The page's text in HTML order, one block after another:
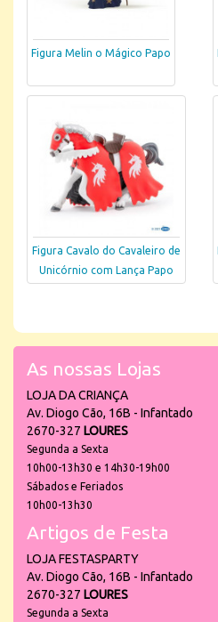
Figura Melin o Mágico Papo
Figura Cavalo do Cavaleiro de
Unicórnio com Lança Papo
As nossas Lojas
LOJA DA CRIANÇA
Av. Diogo Cão, 16B - Infantado
2670-327 LOURES
Segunda a Sexta
10h00-13h30 e 14h30-19h00
Sábados e Feriados
10h00-13h30
Artigos de Festa
LOJA FESTASPARTY
Av. Diogo Cão, 16B - Infantado
2670-327 LOURES
Segunda a Sexta